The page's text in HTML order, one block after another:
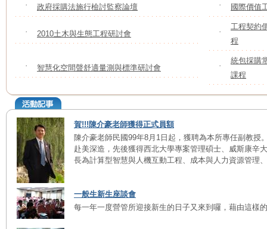
˙ 政府採購法施行檢討監察論壇 ˙ 國際價值
˙ 2010土木與生態工程研討會 ˙
工程契約
程
˙ 智慧化空間聲舒適量測與標準研討會 ˙
統包採購
課程
賀!!!陳介豪老師獲得正式員額
陳介豪老師民國99年8月1日起，獲聘為本所專任副教授
赴美深造，先後獲得西北大學專案管理碩士、威斯康辛
長為計算型智慧與人機互動工程、成本與人力資源管理
一般生新生座談會
每一年一度營管所迎接新生的日子又來到囉，藉由這樣